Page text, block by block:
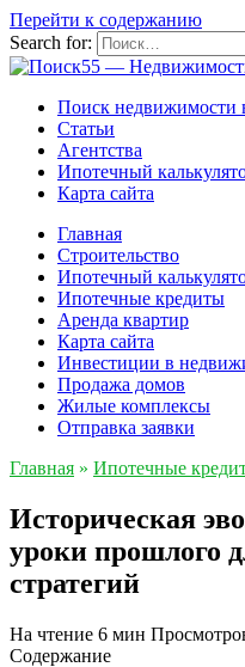
Перейти к содержанию
Search for:
Поиск недвижимости
Статьи
Агентства
Ипотечный
Карта сайта
Главная
Строительство
Ипотечный
Ипотечные кредиты
Аренда квартир
Карта сайта
Инвестиции в
Продажа домов
Жилые комплексы
Отправка заявки
Главная » Ипотечные
Историческая
уроки прошлого
стратегий
На чтение 6 мин
Содержание